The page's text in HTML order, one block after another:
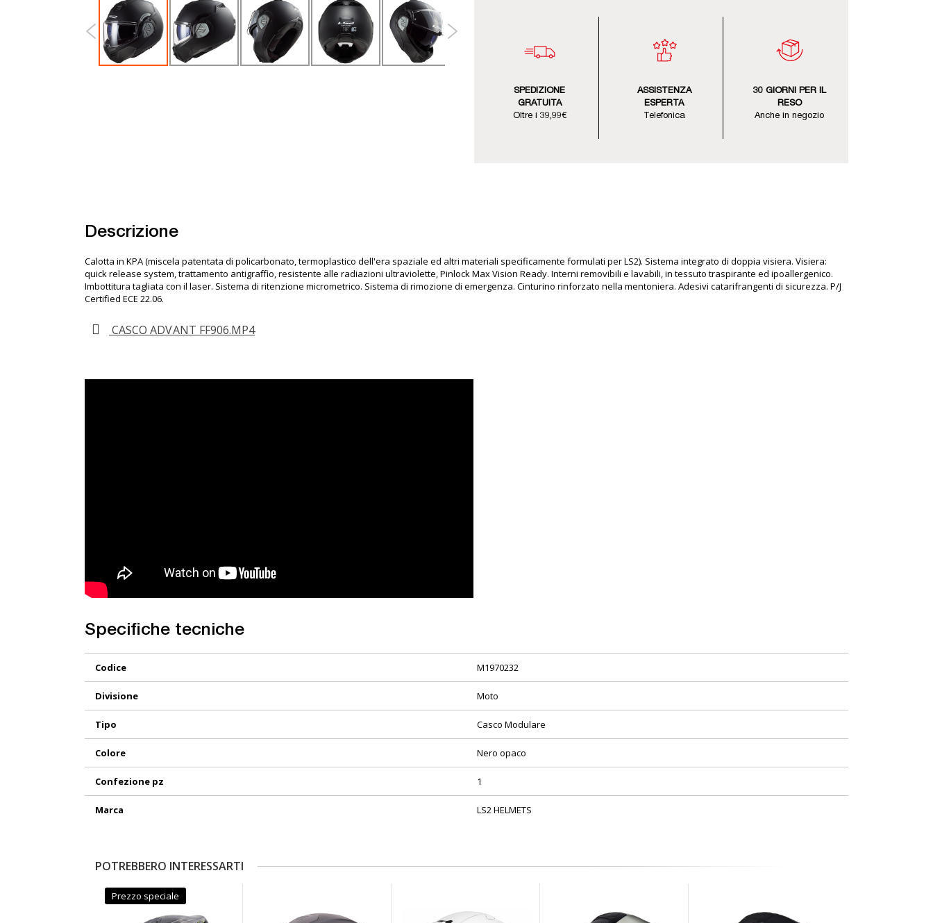
SPEDIZIONE
GRATUITA
Oltre i 39,99€
ASSISTENZA
ESPERTA
Telefonica
30 GIORNI PER IL
RESO
Anche in negozio
Descrizione
Calotta in KPA (miscela patentata di policarbonato, termoplastico dell'era spaziale ed altri materiali specificamente formulati per LS2). Sistema integrato di doppia visiera. Visiera:
quick release system, trattamento antigraffio, resistente alle radiazioni ultraviolette, Pinlock Max Vision Ready. Interni removibili e lavabili, in tessuto traspirante ed ipoallergenico.
Imbottitura tagliata con il laser. Sistema di ritenzione micrometrico. Sistema di rimozione di emergenza. Cinturino rinforzato nella mentoniera. Adesivi catarifrangenti di sicurezza. P/J
Certified ECE 22.06.
CASCO ADVANT FF906.MP4
Specifiche tecniche
Informazioni
Codice M1970232
Divisione Moto
Tipo Casco Modulare
Colore Nero opaco
Confezione pz 1
Marca LS2 HELMETS
POTREBBERO INTERESSARTI
Prezzo speciale